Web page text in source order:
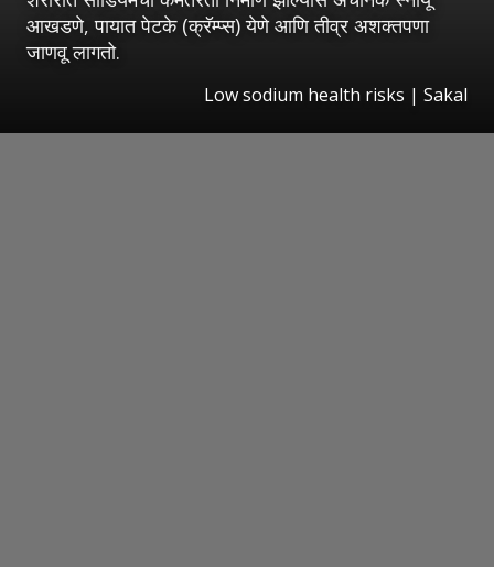
आखडणे, पायात पेटके (क्रॅम्प्स) येणे आणि तीव्र अशक्तपणा
जाणवू लागतो.
Low sodium health risks | Sakal